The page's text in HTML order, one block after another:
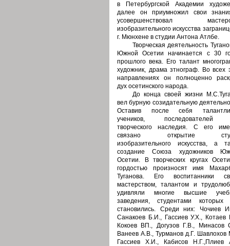
в Петербургской Академии
далее он приумножил свои
усовершенствовал
изобразительного искусства
г. Мюнхене в студии Антона Атлбе.
Творческая деятельность
Южной Осетии начинается с 30
прошлого века. Его талант
художник, драма зтнограф. Во всех
направлениях он полноценно
дух осетинского народа.
До конца своей жизни
вел бурную созидательную
Оставив после себя
учеников, последователей
творческого наследия. С его
связано открытие
изобразительного искусства, а
создание Союза художников
Осетии. В творческих кругах
гордостью произносят имя
Туганова. Его воспитанники
мастерством, талантом и
удивляли многие высшие
заведения, студентами которых
становились. Среди них: Чочиев
Санакоев Б.И., Гассиев У.Х., Котаев
Кокоев ВП., Догузов Г.В., Минасов
Ванеев А.В., Турманов д.Г. Шавлохов
Гассиев Х.И., Кабисов Н.Г.,Плиев